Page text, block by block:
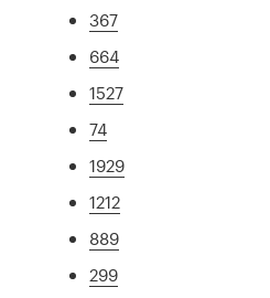
367
664
1527
74
1929
1212
889
299